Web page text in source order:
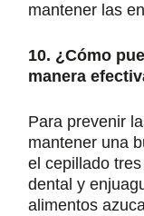
mantener las
10. ¿Cómo
manera
Para prevenir
mantener una
el cepillado
dental y
alimentos